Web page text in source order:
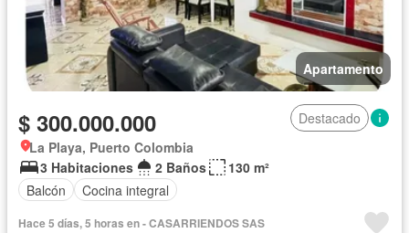
Apartamento
$ 300.000.000
Destacado
La Playa, Puerto Colombia
3 Habitaciones
2 Baños
130 m²
Balcón
Cocina integral
Hace 5 días, 5 horas en - CASARRIENDOS SAS